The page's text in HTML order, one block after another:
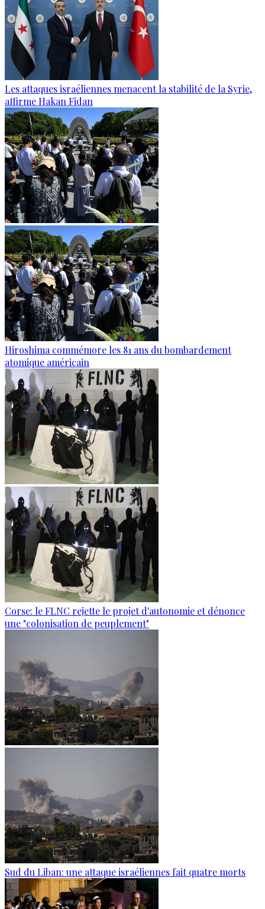
Les attaques israéliennes menacent la stabilité de la Syrie,
affirme Hakan Fidan
Hiroshima commémore les 81 ans du bombardement
atomique américain
Corse: le FLNC rejette le projet d'autonomie et dénonce
une "colonisation de peuplement"
Sud du Liban: une attaque israéliennes fait quatre morts